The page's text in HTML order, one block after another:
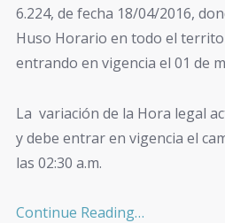
6.224, de fecha 18/04/2016,
Huso Horario en todo el
entrando en vigencia el 01 de
La variación de la Hora legal
y debe entrar en vigencia el
las 02:30 a.m.
Continue Reading…